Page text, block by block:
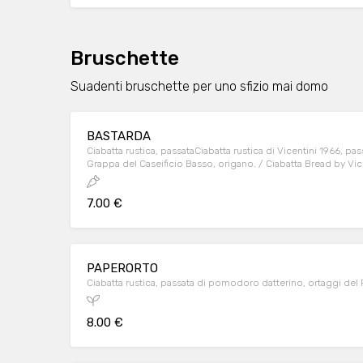
Bruschette
Suadenti bruschette per uno sfizio mai domo
BASTARDA
Ciabatta rustica, passataCiabatta rustica di Vicentini 1966,
Grappa del Caseificio Basso, origano. / Ciabatta Bread by
Grappa by Caseificio Basso, oregano. di pomodoro
7.00 €
PAPERORTO
Ciabatta rustica, passata di pomodoro datterino, ortaggi del
8.00 €